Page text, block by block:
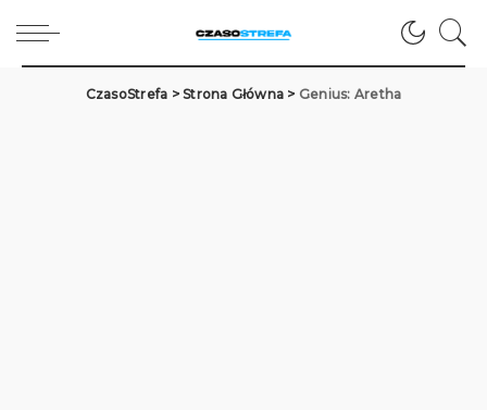
CzasoStrefa >Strona Główna > Genius: Aretha